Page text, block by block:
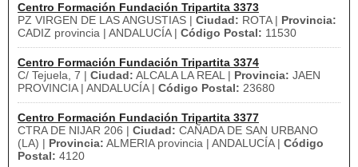
Centro Formación Fundación Tripartita 3373
PZ VIRGEN DE LAS ANGUSTIAS | Ciudad: ROTA | Provincia:
CADIZ provincia | ANDALUCÍA | Código Postal: 11530
Centro Formación Fundación Tripartita 3374
C/ Tejuela, 7 | Ciudad: ALCALA LA REAL | Provincia: JAEN
PROVINCIA | ANDALUCÍA | Código Postal: 23680
Centro Formación Fundación Tripartita 3377
CTRA DE NIJAR 206 | Ciudad: CAÑADA DE SAN URBANO
(LA) | Provincia: ALMERIA provincia | ANDALUCÍA | Código
Postal: 4120